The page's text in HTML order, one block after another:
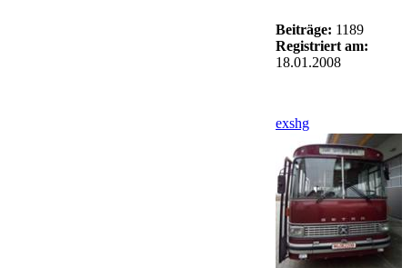
Beiträge: 1189
Registriert am:
18.01.2008
exshg